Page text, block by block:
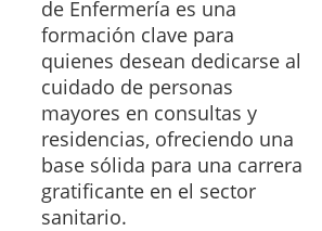
de Enfermería es una
formación clave para
quienes desean dedicarse al
cuidado de personas
mayores en consultas y
residencias, ofreciendo una
base sólida para una carrera
gratificante en el sector
sanitario.